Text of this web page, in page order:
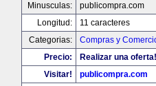
Minusculas:
publicompra.com
Longitud:
11 caracteres
Categorias:
Compras y
Precio:
Realizar una oferta!
Visitar!
publicompra.com